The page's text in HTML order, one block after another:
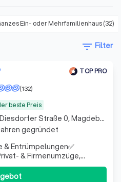
Ein- oder Mehrfamilienhaus(32)
filter_list Filter
TOP PRO
beste Preis
(132)
& Entrümpelungen✅
& Firmenumzüge,
aufbau, Entrümpelung &
& deutschlandweit.
Große Diesdorfer Straße 0, Magdeburg
gegründet